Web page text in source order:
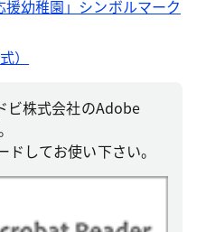
幼稚園」シンボルマーク
）
ビ株式会社のAdobe
してお使い下さい。